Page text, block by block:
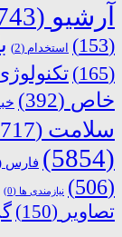
آرشیو (4743)
(153)
استخدام (2)
(165)
خاص (392)
سلامت (717)
(5854)
فارس
(506)
نیازمندی ها (0)
تصاویر (150)